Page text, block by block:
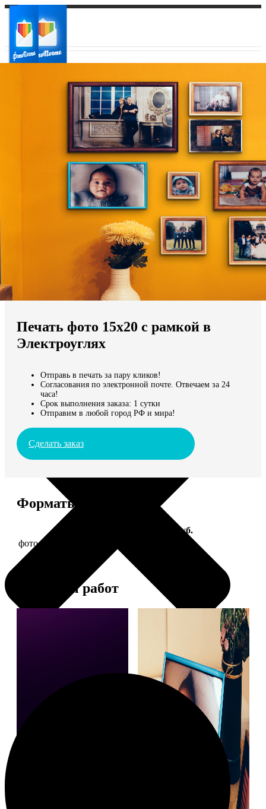
Ваш регион доставки
Выберите из списка:
Мы доставляем по всему миру
Продолжить без города
Печать фото 15х20 с рамкой в
Электроуглях
Отправь в печать за пару кликов!
Согласования по электронной почте. Отвечаем за 24
часа!
Срок выполнения заказа: 1 сутки
Отправим в любой город РФ и мира!
Сделать заказ
Форматы и цены
Цена, руб.
фото 15х20 в деревянной рамке
Примеры работ